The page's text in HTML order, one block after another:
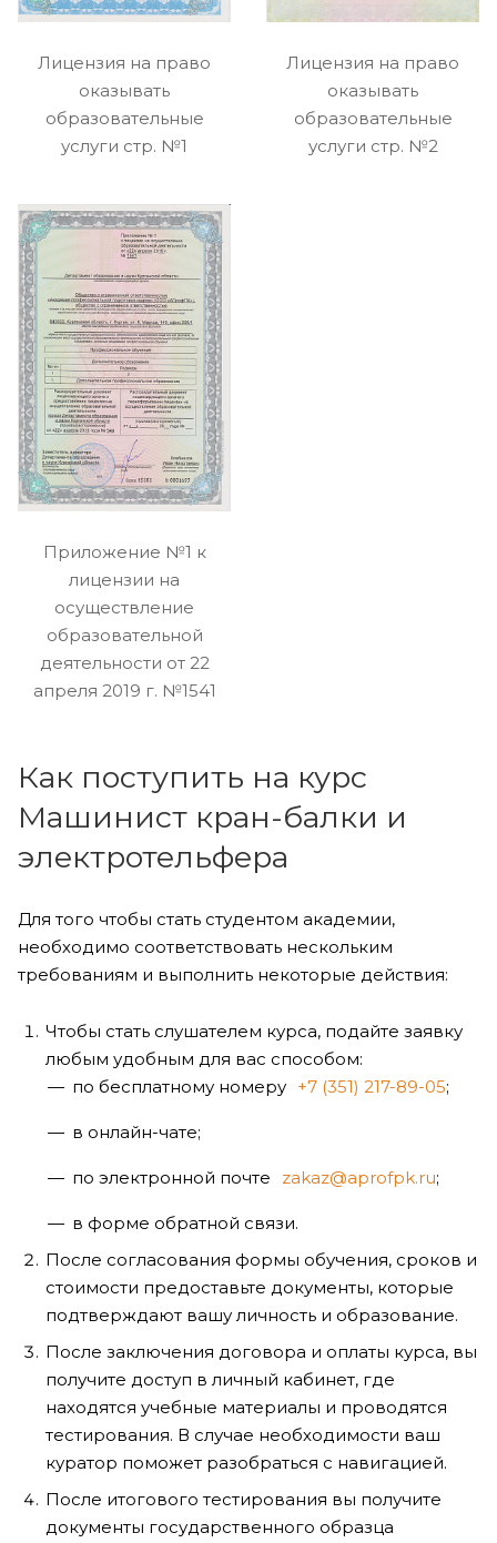
Лицензия на право
оказывать
образовательные
услуги стр. №1
Лицензия на право
оказывать
образовательные
услуги стр. №2
Приложение №1 к
лицензии на
осуществление
образовательной
деятельности от 22
апреля 2019 г. №1541
Как поступить на курс
Машинист кран-балки и
электротельфера
Для того чтобы стать студентом академии,
необходимо соответствовать нескольким
требованиям и выполнить некоторые действия:
Чтобы стать слушателем курса, подайте заявку
любым удобным для вас способом:
по бесплатному номеру +7 (351) 217-89-05;
в онлайн-чате;
по электронной почте zakaz@aprofpk.ru;
в форме обратной связи.
После согласования формы обучения, сроков и
стоимости предоставьте документы, которые
подтверждают вашу личность и образование.
После заключения договора и оплаты курса, вы
получите доступ в личный кабинет, где
находятся учебные материалы и проводятся
тестирования. В случае необходимости ваш
куратор поможет разобраться с навигацией.
После итогового тестирования вы получите
документы государственного образца